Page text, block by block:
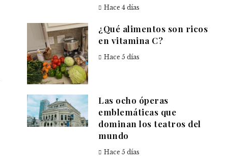
Hace 4 días
¿Qué alimentos son ricos
en vitamina C?
Hace 5 días
Las ocho óperas
emblemáticas que
dominan los teatros del
mundo
Hace 5 días